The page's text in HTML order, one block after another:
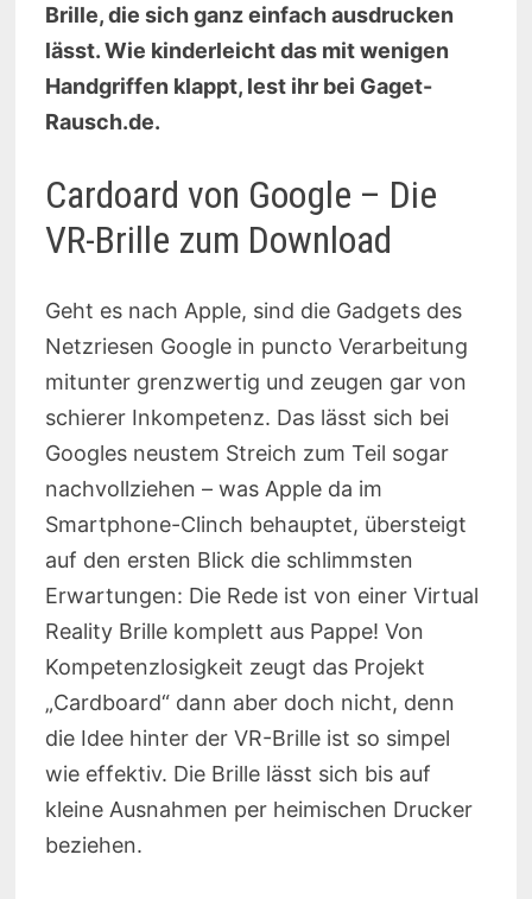
Brille, die sich ganz einfach ausdrucken
lässt. Wie kinderleicht das mit wenigen
Handgriffen klappt, lest ihr bei Gaget-
Rausch.de.
Cardoard von Google – Die
VR-Brille zum Download
Geht es nach Apple, sind die Gadgets des
Netzriesen Google in puncto Verarbeitung
mitunter grenzwertig und zeugen gar von
schierer Inkompetenz. Das lässt sich bei
Googles neustem Streich zum Teil sogar
nachvollziehen – was Apple da im
Smartphone-Clinch behauptet, übersteigt
auf den ersten Blick die schlimmsten
Erwartungen: Die Rede ist von einer Virtual
Reality Brille komplett aus Pappe! Von
Kompetenzlosigkeit zeugt das Projekt
„Cardboard“ dann aber doch nicht, denn
die Idee hinter der VR-Brille ist so simpel
wie effektiv. Die Brille lässt sich bis auf
kleine Ausnahmen per heimischen Drucker
beziehen.